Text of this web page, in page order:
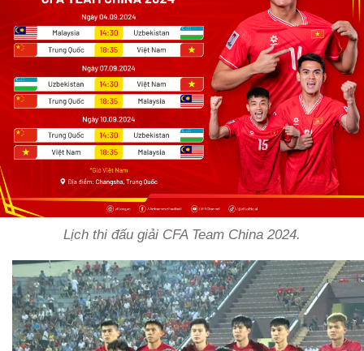
Lịch thi đấu giải CFA Team China 2024.